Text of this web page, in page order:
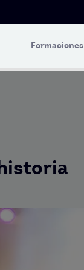
Formaciones